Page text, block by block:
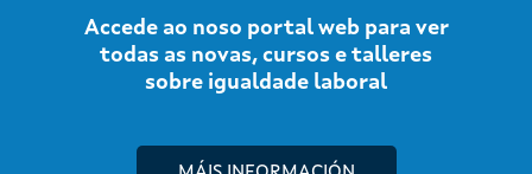
Accede ao noso portal web para ver
todas as novas, cursos e talleres
sobre igualdade laboral